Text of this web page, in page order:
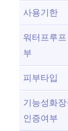
사용기한
워터프루프
부
피부타입
기능성화
인증여부